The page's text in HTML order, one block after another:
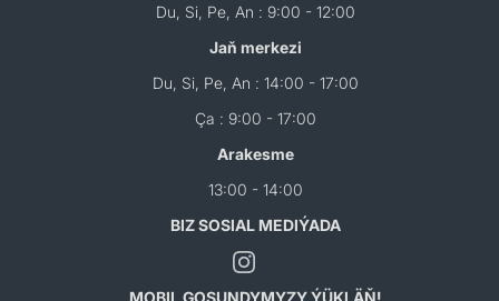
Du, Si, Pe, An : 9:00 - 12:00
Jaň merkezi
Du, Si, Pe, An : 14:00 - 17:00
Ça : 9:00 - 17:00
Arakesme
13:00 - 14:00
BIZ SOSIAL MEDIÝADA